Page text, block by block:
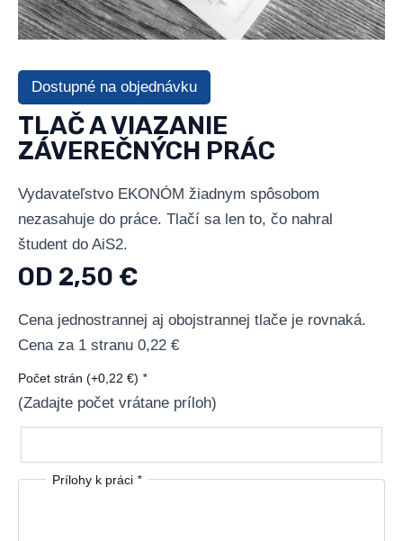
Dostupné na objednávku
TLAČ A VIAZANIE
ZÁVEREČNÝCH PRÁC
Vydavateľstvo EKONÓM žiadnym spôsobom
nezasahuje do práce. Tlačí sa len to, čo nahral
študent do AiS2.
OD 2,50 €
Cena jednostrannej aj obojstrannej tlače je rovnaká.
Cena za 1 stranu 0,22 €
Počet strán (+0,22 €) *
(Zadajte počet vrátane príloh)
Prílohy k práci *